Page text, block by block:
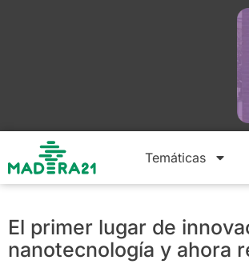
Temáticas
El primer lugar de
nanotecnología y ahora